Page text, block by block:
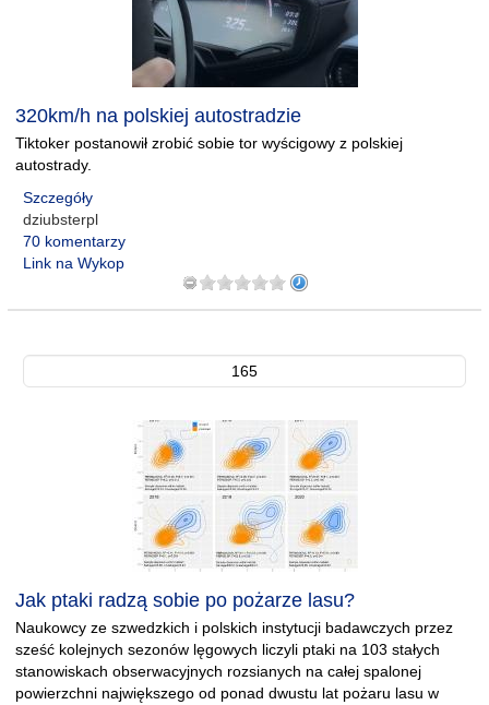
320km/h na polskiej autostradzie
Tiktoker postanowił zrobić sobie tor wyścigowy z polskiej
autostrady.
Szczegóły
dziubsterpl
70 komentarzy
Link na Wykop
165
Jak ptaki radzą sobie po pożarze lasu?
Naukowcy ze szwedzkich i polskich instytucji badawczych przez
sześć kolejnych sezonów lęgowych liczyli ptaki na 103 stałych
stanowiskach obserwacyjnych rozsianych na całej spalonej
powierzchni największego od ponad dwustu lat pożaru lasu w